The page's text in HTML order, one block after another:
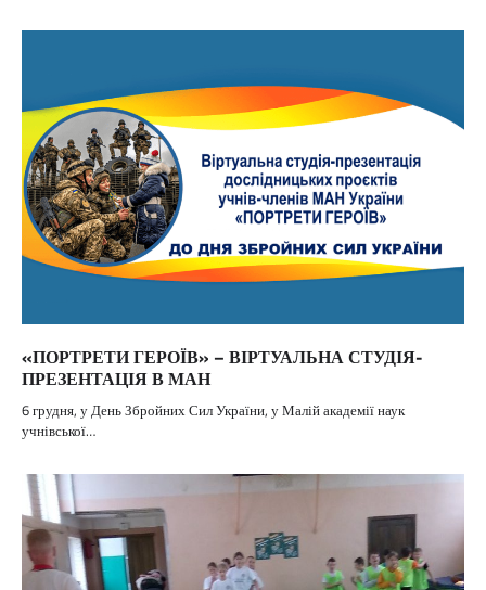
«ПОРТРЕТИ ГЕРОЇВ» – ВІРТУАЛЬНА СТУДІЯ-
ПРЕЗЕНТАЦІЯ В МАН
6 грудня, у День Збройних Сил України, у Малій академії наук
учнівської…